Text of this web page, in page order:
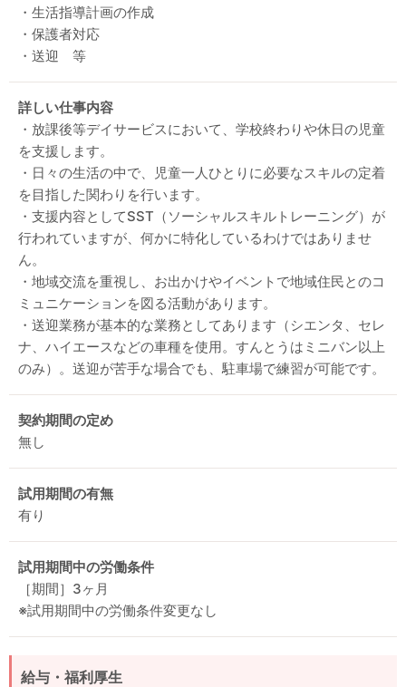
・生活指導計画の作成
・保護者対応
・送迎 等
詳しい仕事内容
・放課後等デイサービスにおいて、学校終わりや休日の児童
を支援します。
・日々の生活の中で、児童一人ひとりに必要なスキルの定着
を目指した関わりを行います。
・支援内容としてSST（ソーシャルスキルトレーニング）が
行われていますが、何かに特化しているわけではありませ
ん。
・地域交流を重視し、お出かけやイベントで地域住民とのコ
ミュニケーションを図る活動があります。
・送迎業務が基本的な業務としてあります（シエンタ、セレ
ナ、ハイエースなどの車種を使用。すんとうはミニバン以上
のみ）。送迎が苦手な場合でも、駐車場で練習が可能です。
契約期間の定め
無し
試用期間の有無
有り
試用期間中の労働条件
［期間］3ヶ月
※試用期間中の労働条件変更なし
給与・福利厚生